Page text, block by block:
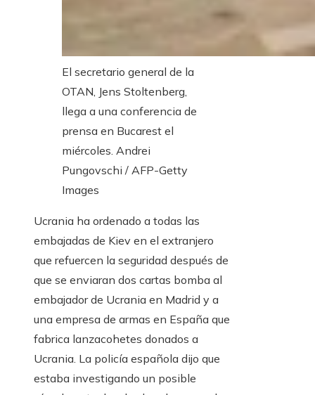
El secretario general de la
OTAN, Jens Stoltenberg,
llega a una conferencia de
prensa en Bucarest el
miércoles. Andrei
Pungovschi / AFP-Getty
Images
Ucrania ha ordenado a todas las
embajadas de Kiev en el extranjero
que refuercen la seguridad después de
que se enviaran dos cartas bomba al
embajador de Ucrania en Madrid y a
una empresa de armas en España que
fabrica lanzacohetes donados a
Ucrania. La policía española dijo que
estaba investigando un posible